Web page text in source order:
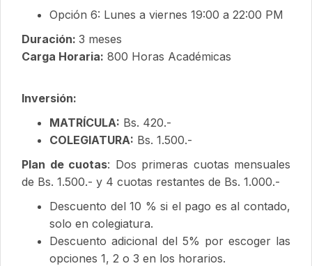
Opción 6: Lunes a viernes 19:00 a 22:00 PM
Duración: 3 meses
Carga Horaria: 800 Horas Académicas
Inversión:
MATRÍCULA: Bs. 420.-
COLEGIATURA: Bs. 1.500.-
Plan de cuotas: Dos primeras cuotas mensuales
de Bs. 1.500.- y 4 cuotas restantes de Bs. 1.000.-
Descuento del 10 % si el pago es al contado,
solo en colegiatura.
Descuento adicional del 5% por escoger las
opciones 1, 2 o 3 en los horarios.